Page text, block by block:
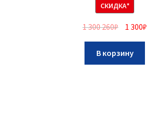
СКИДКА*
1 300 260₽ 1 300₽
В корзину